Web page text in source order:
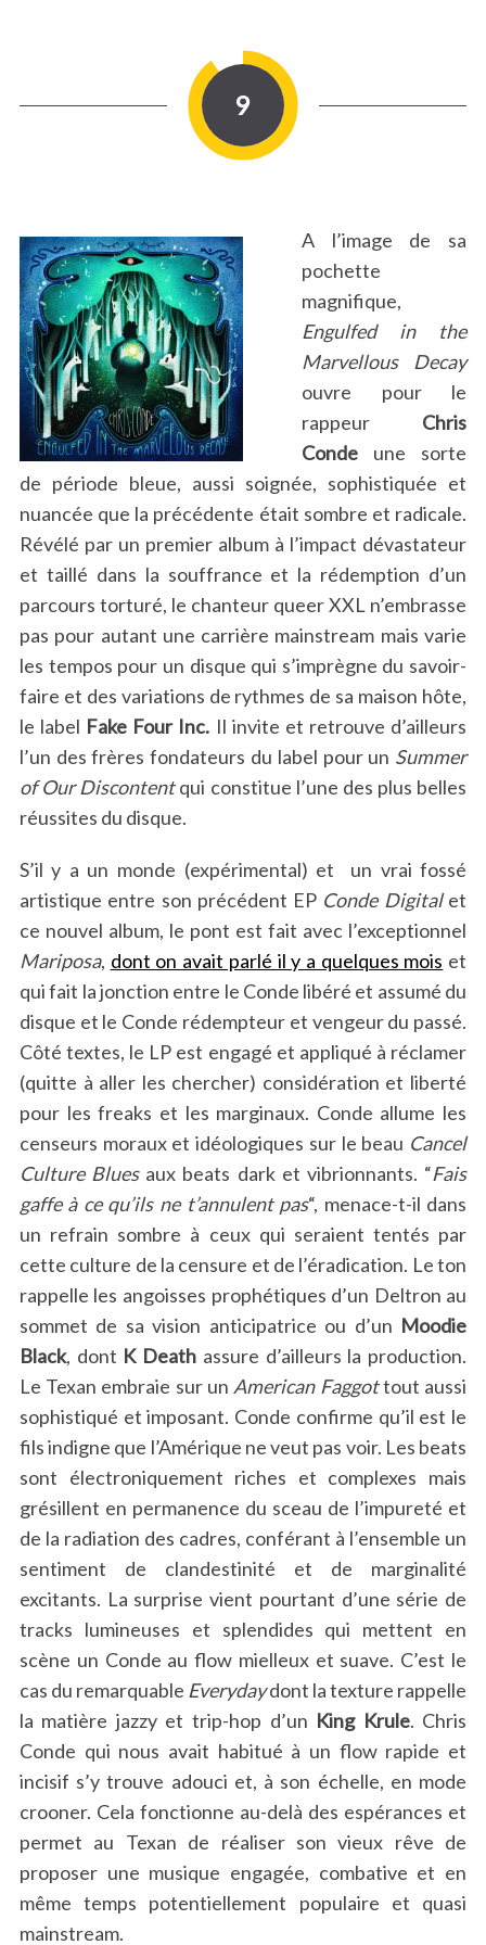
9
A l’image de sa
pochette
magnifique,
Engulfed in the
Marvellous Decay
ouvre pour le
rappeur Chris
Conde une sorte
de période bleue, aussi soignée, sophistiquée et
nuancée que la précédente était sombre et radicale.
Révélé par un premier album à l’impact dévastateur
et taillé dans la souffrance et la rédemption d’un
parcours torturé, le chanteur queer XXL n’embrasse
pas pour autant une carrière mainstream mais varie
les tempos pour un disque qui s’imprègne du savoir-
faire et des variations de rythmes de sa maison hôte,
le label Fake Four Inc. Il invite et retrouve d’ailleurs
l’un des frères fondateurs du label pour un Summer
of Our Discontentqui constitue l’une des plus belles
réussites du disque.
S’il y a un monde (expérimental) et un vrai fossé
artistique entre son précédent EP Conde Digitalet
ce nouvel album, le pont est fait avec l’exceptionnel
Mariposa, dont on avait parlé il y a quelques mois et
qui fait la jonction entre le Conde libéré et assumé du
disque et le Conde rédempteur et vengeur du passé.
Côté textes, le LP est engagé et appliqué à réclamer
(quitte à aller les chercher) considération et liberté
pour les freaks et les marginaux. Conde allume les
censeurs moraux et idéologiques sur le beau Cancel
Culture Bluesaux beats dark et vibrionnants. “Fais
gaffe à ce qu’ils ne t’annulent pas“, menace-t-il dans
un refrain sombre à ceux qui seraient tentés par
cette culture de la censure et de l’éradication. Le ton
rappelle les angoisses prophétiques d’un Deltron au
sommet de sa vision anticipatrice ou d’un Moodie
Black, dont K Death assure d’ailleurs la production.
Le Texan embraie sur un American Faggottout aussi
sophistiqué et imposant. Conde confirme qu’il est le
fils indigne que l’Amérique ne veut pas voir. Les beats
sont électroniquement riches et complexes mais
grésillent en permanence du sceau de l’impureté et
de la radiation des cadres, conférant à l’ensemble un
sentiment de clandestinité et de marginalité
excitants. La surprise vient pourtant d’une série de
tracks lumineuses et splendides qui mettent en
scène un Conde au flow mielleux et suave. C’est le
cas du remarquable Everydaydont la texture rappelle
la matière jazzy et trip-hop d’un King Krule. Chris
Conde qui nous avait habitué à un flow rapide et
incisif s’y trouve adouci et, à son échelle, en mode
crooner. Cela fonctionne au-delà des espérances et
permet au Texan de réaliser son vieux rêve de
proposer une musique engagée, combative et en
même temps potentiellement populaire et quasi
mainstream.